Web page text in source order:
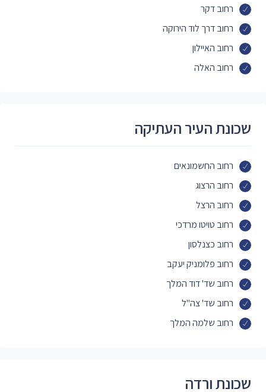
רחוב דקר
רחוב דרך לוד הירוקה
רחוב האיילון
רחוב האלה
שכונת העיר העתיקה
רחוב החשמונאים
רחוב הרצוג
רחוב הרצל
רחוב טויטו מרדכי
רחוב כצנלסון
רחוב פלומניק יעקב
רחוב שד' דוד המלך
רחוב שד' צה"ל
רחוב שלמה המלך
שכונת ורדה